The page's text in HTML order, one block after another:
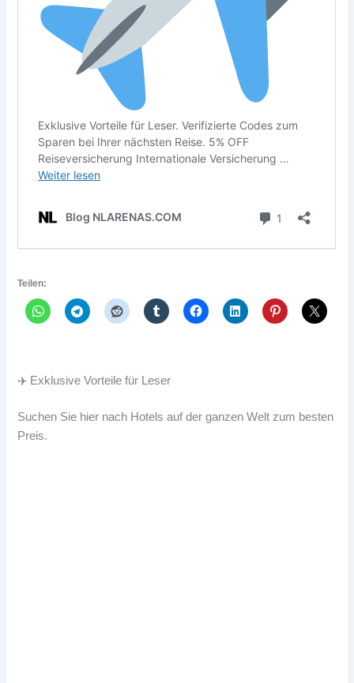
Teilen:
✈️ Exklusive Vorteile für Leser
Suchen Sie hier nach Hotels auf der ganzen Welt zum besten
Preis.